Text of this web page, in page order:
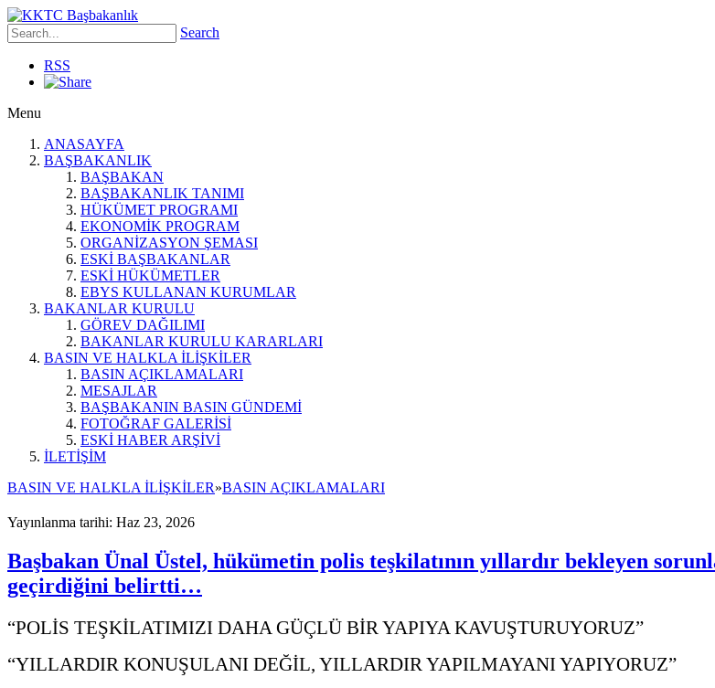
Search
RSS
Menu
ANASAYFA
BAŞBAKANLIK
BAŞBAKAN
BAŞBAKANLIK TANIMI
HÜKÜMET PROGRAMI
EKONOMİK PROGRAM
ORGANİZASYON ŞEMASI
ESKİ BAŞBAKANLAR
ESKİ HÜKÜMETLER
EBYS KULLANAN KURUMLAR
BAKANLAR KURULU
GÖREV DAĞILIMI
BAKANLAR KURULU KARARLARI
BASIN VE HALKLA İLİŞKİLER
BASIN AÇIKLAMALARI
MESAJLAR
BAŞBAKANIN BASIN GÜNDEMİ
FOTOĞRAF GALERİSİ
ESKİ HABER ARŞİVİ
İLETİŞİM
BASIN VE HALKLA İLİŞKİLER»BASIN AÇIKLAMALARI
Yayınlanma tarihi: Haz 23, 2026
Başbakan Ünal Üstel, hükümetin polis teşkilatının yıllardır bekleyen
geçirdiğini belirtti…
“POLİS TEŞKİLATIMIZI DAHA GÜÇLÜ BİR YAPIYA KAVUŞTURUYORUZ”
“YILLARDIR KONUŞULANI DEĞİL, YILLARDIR YAPILMAYANI YAPIYORUZ”